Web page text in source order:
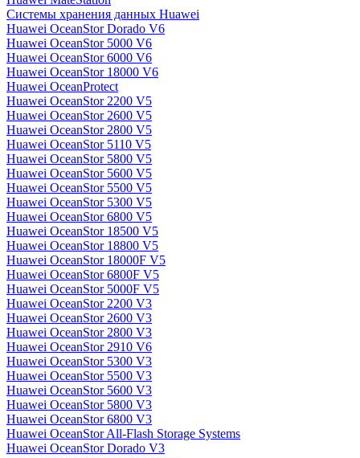
Системы хранения данных Huawei
Huawei OceanStor Dorado V6
Huawei OceanStor 5000 V6
Huawei OceanStor 6000 V6
Huawei OceanStor 18000 V6
Huawei OceanProtect
Huawei OceanStor 2200 V5
Huawei OceanStor 2600 V5
Huawei OceanStor 2800 V5
Huawei OceanStor 5110 V5
Huawei OceanStor 5800 V5
Huawei OceanStor 5600 V5
Huawei OceanStor 5500 V5
Huawei OceanStor 5300 V5
Huawei OceanStor 6800 V5
Huawei OceanStor 18500 V5
Huawei OceanStor 18800 V5
Huawei OceanStor 18000F V5
Huawei OceanStor 6800F V5
Huawei OceanStor 5000F V5
Huawei OceanStor 2200 V3
Huawei OceanStor 2600 V3
Huawei OceanStor 2800 V3
Huawei OceanStor 2910 V6
Huawei OceanStor 5300 V3
Huawei OceanStor 5500 V3
Huawei OceanStor 5600 V3
Huawei OceanStor 5800 V3
Huawei OceanStor 6800 V3
Huawei OceanStor All-Flash Storage Systems
Huawei OceanStor Dorado V3